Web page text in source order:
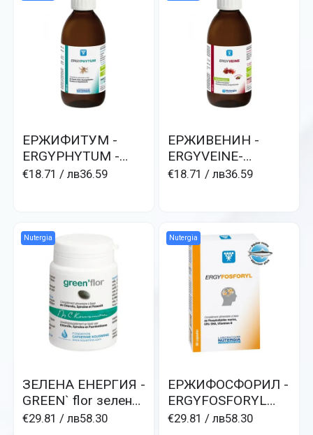
ЕРЖИФИТУМ -
ERGYPHYTUM -
Дяволски нокът,
€18.71 / лв36.59
ЕРЖИВЕНИН -
ERGYVEINE-
Конски кестен и
€18.71 / лв36.59
Nutergia
ЗЕЛЕНА ЕНЕРГИЯ -
GREEN` flor зелени
водорасли,
€29.81 / лв58.30
Nutergia
ЕРЖИФОСФОРИЛ -
ERGYFOSFORYL
памет,
€29.81 / лв58.30